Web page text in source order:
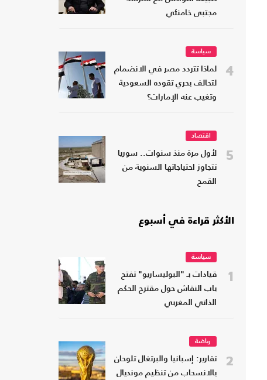
مجتبى خامنئي
4
سياسة
لماذا تتردد مصر في الانضمام
لتحالف بحري تقوده السعودية
وتغيب عنه الإمارات؟
5
اقتصاد
لأول مرة منذ سنوات.. سوريا
تتجاوز احتياجاتها السنوية من
القمح
الأكثر قراءة في أسبوع
1
سياسة
قيادات بـ "البوليساريو" تفتح
باب النقاش حول مقترح الحكم
الذاتي المغربي
2
رياضة
تقارير: إسبانيا والبرتغال تلوحان
بالانسحاب من تنظيم مونديال